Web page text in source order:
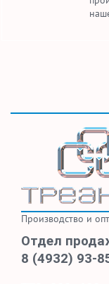
Производство и
Отдел
8 (4932) 93-